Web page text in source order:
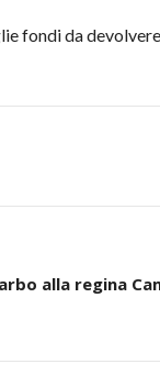
fondi da
alla regina